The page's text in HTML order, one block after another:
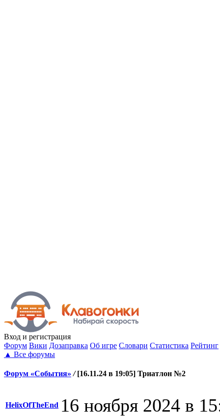
Вход и регистрация
Форум Вики Дозаправка Об игре Словари Статистика Рейтинг
▲ Все форумы
Форум «События» / [16.11.24 в 19:05] Триатлон №2
HelixOfTheEnd 16 ноября 2024 в